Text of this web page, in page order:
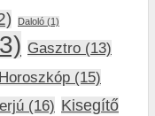
Daloló (1)
Gasztro (13)
Horoszkóp (15)
(16) Kisegítő